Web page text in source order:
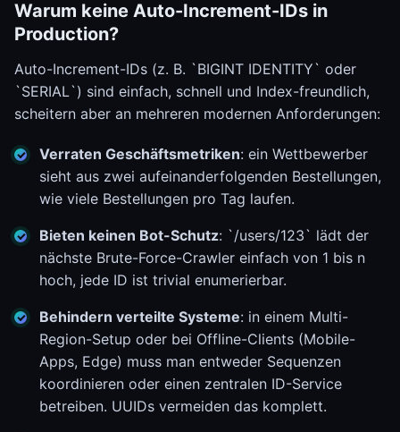
Warum keine Auto-Increment-IDs in
Production?
Auto-Increment-IDs (z. B. `BIGINT IDENTITY` oder
`SERIAL`) sind einfach, schnell und Index-freundlich,
scheitern aber an mehreren modernen Anforderungen:
Verraten Geschäftsmetriken: ein Wettbewerber
sieht aus zwei aufeinanderfolgenden Bestellungen,
wie viele Bestellungen pro Tag laufen.
Bieten keinen Bot-Schutz: `/users/123` lädt der
nächste Brute-Force-Crawler einfach von 1 bis n
hoch, jede ID ist trivial enumerierbar.
Behindern verteilte Systeme: in einem Multi-
Region-Setup oder bei Offline-Clients (Mobile-
Apps, Edge) muss man entweder Sequenzen
koordinieren oder einen zentralen ID-Service
betreiben. UUIDs vermeiden das komplett.